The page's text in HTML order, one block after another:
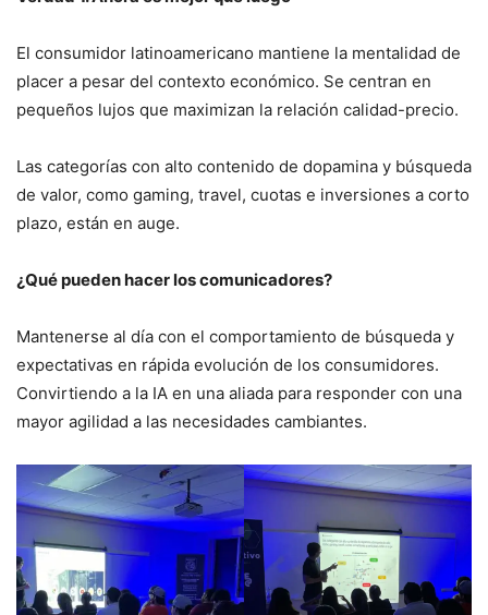
El consumidor latinoamericano mantiene la mentalidad de
placer a pesar del contexto económico. Se centran en
pequeños lujos que maximizan la relación calidad-precio.
Las categorías con alto contenido de dopamina y búsqueda
de valor, como gaming, travel, cuotas e inversiones a corto
plazo, están en auge.
¿Qué pueden hacer los comunicadores?
Mantenerse al día con el comportamiento de búsqueda y
expectativas en rápida evolución de los consumidores.
Convirtiendo a la IA en una aliada para responder con una
mayor agilidad a las necesidades cambiantes.